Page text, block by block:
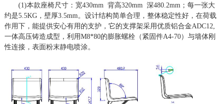
(1)本款座椅尺寸：宽430mm 背高320mm 深480.2mm；每一张大
约是5.5KG，壁厚3.5mm。 设计结构简单合理，整体稳定性好，在荷载
作用下，能提供安心有用的支护，它的支撑架采用优质铝合金ADC12,
一体高压铸造成型，利用M8*80的膨胀螺栓（紧固件A4-70）与墙体刚
性连接，表面粉末静电喷涂。